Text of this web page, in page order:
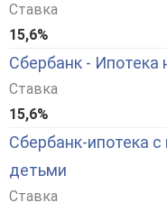
Ставка
15,6%
Сбербанк - Ипотека
Ставка
15,6%
Сбербанк-ипотека
детьми
Ставка